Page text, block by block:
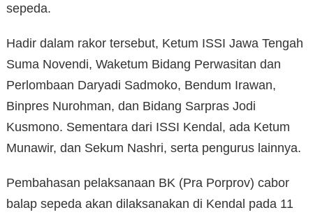
sepeda.
Hadir dalam rakor tersebut, Ketum ISSI Jawa Tengah
Suma Novendi, Waketum Bidang Perwasitan dan
Perlombaan Daryadi Sadmoko, Bendum Irawan,
Binpres Nurohman, dan Bidang Sarpras Jodi
Kusmono. Sementara dari ISSI Kendal, ada Ketum
Munawir, dan Sekum Nashri, serta pengurus lainnya.
Pembahasan pelaksanaan BK (Pra Porprov) cabor
balap sepeda akan dilaksanakan di Kendal pada 11